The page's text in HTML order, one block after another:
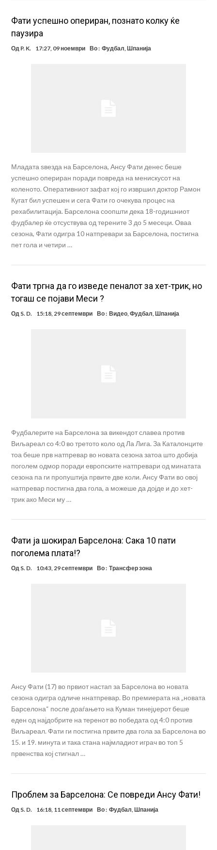
Фати успешно опериран, познато колку ќе
паузира
Од P. K. 17:27, 09 ноември Во : Фудбал,Шпанија
Младата ѕвезда на Барселона, Ансу Фати денес беше
успешно опериран поради повреда на менискусот на
коленото. Оперативниот зафат кој го извршил доктор Рамон
Кугат бил успешен и сега Фати го очекува процес на
рехабилитација. Барселона соопшти дека 18-годишниот
фудбалер ќе отсуствува од терените 3 до 5 месеци. Оваа
сезона, Фати одигра 10 натпревари за Барселона, постигна
пет гола и четири …
Фати тргна да го изведе пеналот за хет-трик, но
тогаш се појави Меси ?
Од S. D. 15:18, 29 септември Во : Видео,Фудбал,Шпанија
Фудбалерите на Барселона за викендот славеа против
Виљареал со 4:0 во третото коло од Ла Лига. За Каталонците
тоа беше прв натпревар во новата сезона затоа што добија
поголем одмор поради европските натпревари од минатата
сезона па ги пропуштија првите две коли. Ансу Фати во овој
натпревар постигна два гола, а можеше да дојде и до хет-
трик ако Меси му …
Фати ја шокирал Барселона: Сака 10 пати
поголема плата!?
Од S. D. 10:43, 29 септември Во : Трансфер зона
Ансу Фати (17) во првиот настап за Барселона во новата
сезона одигра одличе ннатпревар. Во премиерата на „новата
Барселона“ после доаѓањето на Куман тинејџерот беше
еден од најдобрите на теренот во победата од 4:0 против
Виљареал. Фати ги постигна првите два гола за Барселона во
15. и 19. минута и така стана најмладиот играч во топ 5
првенства кој стигнал …
Проблем за Барселона: Се повреди Ансу Фати!
Од S. D. 16:18, 11 септември Во : Фудбал,Шпанија